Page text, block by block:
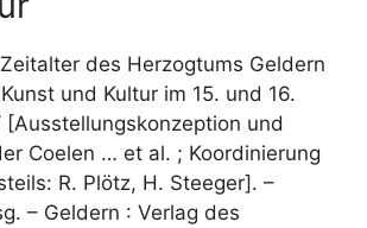
des Herzogtums Geldern
und Kultur im 15. und 16.
und
Coelen … et al. ; Koordinierung
R. Plötz, H. Steeger]. –
– Geldern : Verlag des